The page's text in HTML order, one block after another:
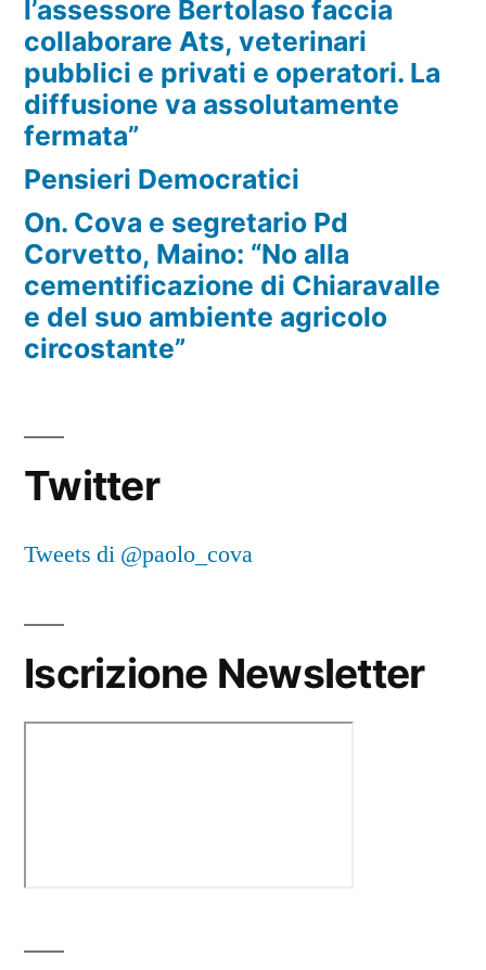
l’assessore Bertolaso faccia
collaborare Ats, veterinari
pubblici e privati e operatori. La
diffusione va assolutamente
fermata”
Pensieri Democratici
On. Cova e segretario Pd
Corvetto, Maino: “No alla
cementificazione di Chiaravalle
e del suo ambiente agricolo
circostante”
Twitter
Tweets di @paolo_cova
Iscrizione Newsletter